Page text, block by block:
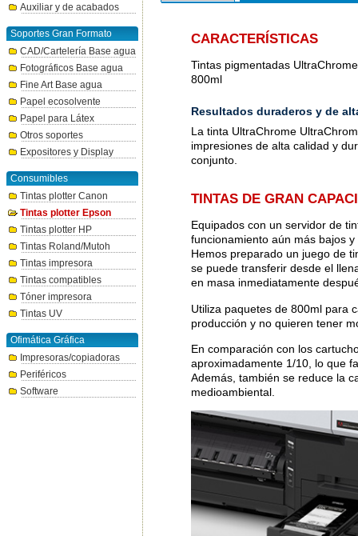
Auxiliar y de acabados
Soportes Gran Formato
CAD/Cartelería Base agua
Fotográficos Base agua
Fine Art Base agua
Papel ecosolvente
Papel para Látex
Otros soportes
Expositores y Display
Consumibles
Tintas plotter Canon
Tintas plotter Epson
Tintas plotter HP
Tintas Roland/Mutoh
Tintas impresora
Tintas compatibles
Tóner impresora
Tintas UV
Ofimática Gráfica
Impresoras/copiadoras
Periféricos
Software
CARACTERÍSTICAS
Tintas pigmentadas
800ml
Resultados duraderos y de
La tinta UltraChrome
impresiones de alta calidad y
conjunto.
TINTAS DE GRAN
Equipados con un servidor de
funcionamiento aún más bajos
Hemos preparado un juego de
se puede transferir desde el
en masa inmediatamente
Utiliza paquetes de 800ml para
producción y no quieren tener
En comparación con los
aproximadamente 1/10, lo que
Además, también se reduce la
medioambiental.